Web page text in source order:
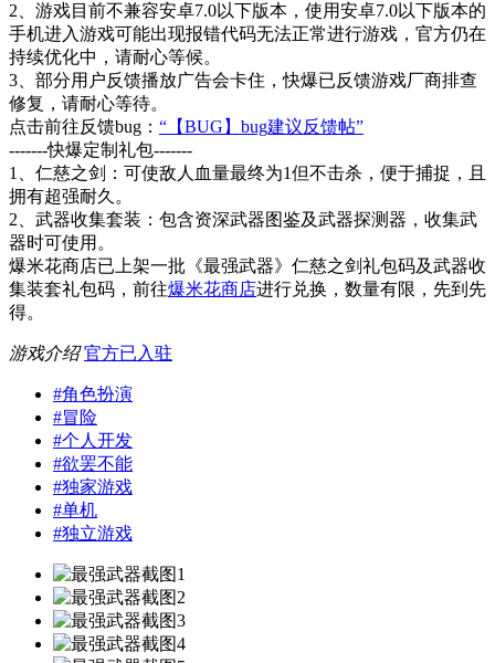
2、游戏目前不兼容安卓7.0以下版本，使用安卓7.0以下版本的
手机进入游戏可能出现报错代码无法正常进行游戏，官方仍在
持续优化中，请耐心等候。
3、部分用户反馈播放广告会卡住，快爆已反馈游戏厂商排查
修复，请耐心等待。
点击前往反馈bug： “【BUG】bug建议反馈帖”
-------快爆定制礼包-------
1、仁慈之剑：可使敌人血量最终为1但不击杀，便于捕捉，且
拥有超强耐久。
2、武器收集套装：包含资深武器图鉴及武器探测器，收集武
器时可使用。
爆米花商店已上架一批《最强武器》仁慈之剑礼包码及武器收
集装套礼包码，前往爆米花商店进行兑换，数量有限，先到先
得。
游戏介绍 官方已入驻
#角色扮演
#冒险
#个人开发
#欲罢不能
#独家游戏
#单机
#独立游戏